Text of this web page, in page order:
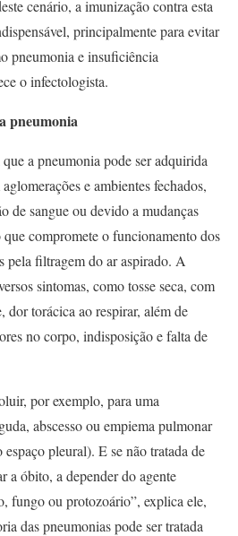
cenário, a imunização contra esta
principalmente para evitar
pneumonia e insuficiência
o infectologista.
pneumonia
a pneumonia pode ser adquirida
e ambientes fechados,
de sangue ou devido a mudanças
que compromete o funcionamento dos
pela filtragem do ar aspirado. A
sintomas, como tosse seca, com
dor torácica ao respirar, além de
no corpo, indisposição e falta de
por exemplo, para uma
abscesso ou empiema pulmonar
pleural). E se não tratada de
a óbito, a depender do agente
fungo ou protozoário”, explica ele,
das pneumonias pode ser tratada